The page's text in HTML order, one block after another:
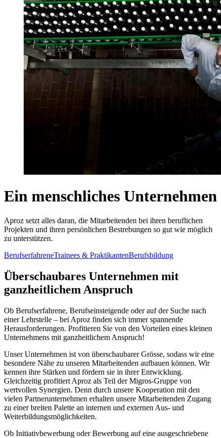
Ein menschliches Unternehmen
Aproz setzt alles daran, die Mitarbeitenden bei ihren beruflichen
Projekten und ihren persönlichen Bestrebungen so gut wie möglich
zu unterstützen.
BerufserfahreneTrainees & PraktikantenBerufsbildung
Überschaubares Unternehmen mit
ganzheitlichem Anspruch
Ob Berufserfahrene, Berufseinsteigende oder auf der Suche nach
einer Lehrstelle – bei Aproz finden sich immer spannende
Herausforderungen. Profitieren Sie von den Vorteilen eines kleinen
Unternehmens mit ganzheitlichem Anspruch!
Unser Unternehmen ist von überschaubarer Grösse, sodass wir eine
besondere Nähe zu unseren Mitarbeitenden aufbauen können. Wir
kennen ihre Stärken und fördern sie in ihrer Entwicklung.
Gleichzeitig profitiert Aproz als Teil der Migros-Gruppe von
wertvollen Synergien. Denn durch unsere Kooperation mit den
vielen Partnerunternehmen erhalten unsere Mitarbeitenden Zugang
zu einer breiten Palette an internen und externen Aus- und
Weiterbildungsmöglichkeiten.
Ob Initiativbewerbung oder Bewerbung auf eine ausgeschriebene